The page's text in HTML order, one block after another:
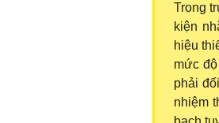
Trong
kiện
hiệu
mức
phải
nhiệm